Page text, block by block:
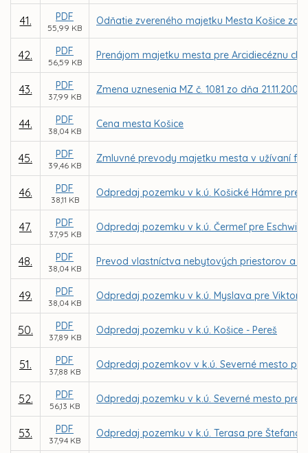
41. PDF
55,99 KB
Odňatie zvereného majetku Mesta Košice zo
42. PDF
56,59 KB
Prenájom majetku mesta pre Arcidiecéznu
43. PDF
37,99 KB
Zmena uznesenia MZ č. 1081 zo dňa 21.11.2002
44. PDF
38,04 KB
Cena mesta Košice
45. PDF
39,46 KB
Zmluvné prevody majetku mesta v užívaní
46. PDF
38,11 KB
Odpredaj pozemku v k.ú. Košické Hámre pre
47. PDF
37,95 KB
Odpredaj pozemku v k.ú. Čermeľ pre Eschwig
48. PDF
38,04 KB
Prevod vlastníctva nebytových priestorov a
49. PDF
38,04 KB
Odpredaj pozemku v k.ú. Myslava pre Viktora
50. PDF
37,89 KB
Odpredaj pozemku v k.ú. Košice - Pereš
51. PDF
37,88 KB
Odpredaj pozemkov v k.ú. Severné mesto pre
52. PDF
56,13 KB
Odpredaj pozemku v k.ú. Severné mesto pre
53. PDF
37,94 KB
Odpredaj pozemku v k.ú. Terasa pre Štefana